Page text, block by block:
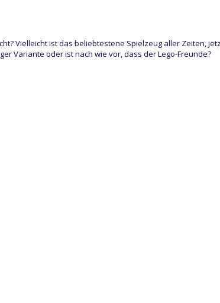
Vielleicht ist das beliebtestene Spielzeug aller Zeiten,
Variante oder ist nach wie vor, dass der Lego-Freunde?